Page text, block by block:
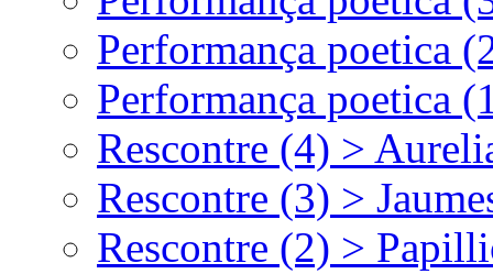
Performança poetica
Performança poetica
Rescontre (4) >
Rescontre (3) >
Rescontre (2) >